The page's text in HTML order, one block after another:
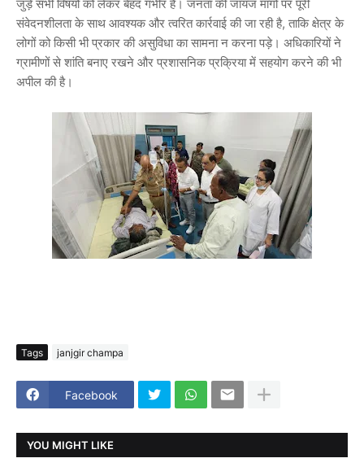
जुड़े सभी विषयों को लेकर बेहद गंभीर है। जनता की जायज मांगों पर पूरी
संवेदनशीलता के साथ आवश्यक और त्वरित कार्रवाई की जा रही है, ताकि क्षेत्र के
लोगों को किसी भी प्रकार की असुविधा का सामना न करना पड़े। अधिकारियों ने
ग्रामीणों से शांति बनाए रखने और प्रशासनिक प्रक्रिया में सहयोग करने की भी
अपील की है।
Tags janjgir champa
Facebook
YOU MIGHT LIKE